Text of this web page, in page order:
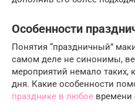
Особенности
Понятия “праздничный”
самом деле не синонимы,
мероприятий немало таких,
дня. Какие особенности
празднике в любое времени